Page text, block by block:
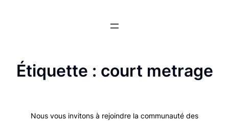
Étiquette : court metrage
Nous vous invitons à rejoindre la communauté des